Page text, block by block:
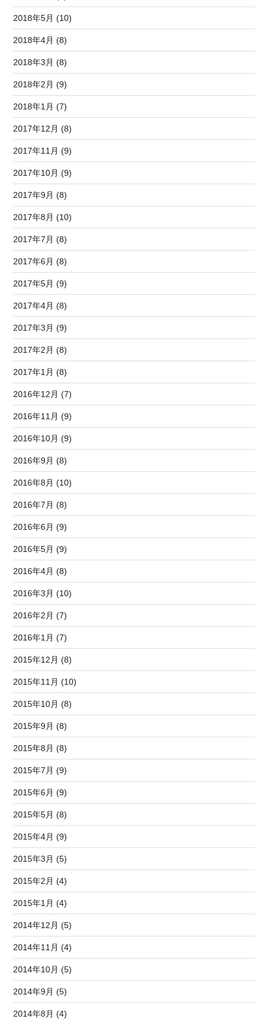
2018年5月 (10)
2018年4月 (8)
2018年3月 (8)
2018年2月 (9)
2018年1月 (7)
2017年12月 (8)
2017年11月 (9)
2017年10月 (9)
2017年9月 (8)
2017年8月 (10)
2017年7月 (8)
2017年6月 (8)
2017年5月 (9)
2017年4月 (8)
2017年3月 (9)
2017年2月 (8)
2017年1月 (8)
2016年12月 (7)
2016年11月 (9)
2016年10月 (9)
2016年9月 (8)
2016年8月 (10)
2016年7月 (8)
2016年6月 (9)
2016年5月 (9)
2016年4月 (8)
2016年3月 (10)
2016年2月 (7)
2016年1月 (7)
2015年12月 (8)
2015年11月 (10)
2015年10月 (8)
2015年9月 (8)
2015年8月 (8)
2015年7月 (9)
2015年6月 (9)
2015年5月 (8)
2015年4月 (9)
2015年3月 (5)
2015年2月 (4)
2015年1月 (4)
2014年12月 (5)
2014年11月 (4)
2014年10月 (5)
2014年9月 (5)
2014年8月 (4)